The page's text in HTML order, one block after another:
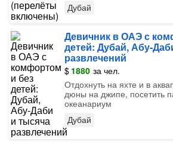
Дубай
Девичник в ОАЭ с
детей: Дубай, Абу-
развлечений
$ 1880 за чел.
Отдохнуть на яхте и в
дюны на джипе, посетить
океанариум
Дубай